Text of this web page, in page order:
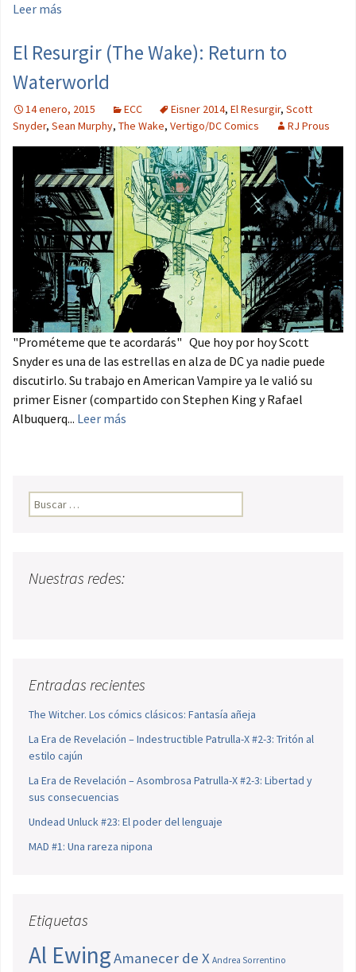
Leer más
El Resurgir (The Wake): Return to
Waterworld
14 enero, 2015 ECC Eisner 2014, El Resurgir, Scott
Snyder, Sean Murphy, The Wake, Vertigo/DC Comics RJ Prous
"Prométeme que te acordarás" Que hoy por hoy Scott
Snyder es una de las estrellas en alza de DC ya nadie puede
discutirlo. Su trabajo en American Vampire ya le valió su
primer Eisner (compartido con Stephen King y Rafael
Albuquerq... Leer más
Buscar:
Nuestras redes:
Entradas recientes
The Witcher. Los cómics clásicos: Fantasía añeja
La Era de Revelación – Indestructible Patrulla-X #2-3: Tritón al
estilo cajún
La Era de Revelación – Asombrosa Patrulla-X #2-3: Libertad y
sus consecuencias
Undead Unluck #23: El poder del lenguaje
MAD #1: Una rareza nipona
Etiquetas
Al EwingAmanecer de X Andrea Sorrentino